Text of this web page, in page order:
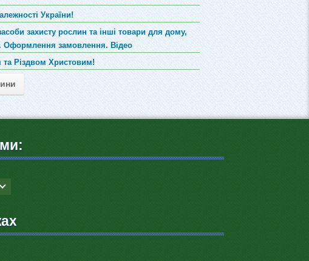
України!
захисту рослин та інші товари для дому,
Оформлення замовлення. Відео
Різдвом Христовим!